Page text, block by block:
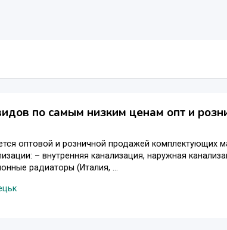
по самым низким ценам опт и
оптовой и розничной продажей комплектующих
– внутренняя канализация, наружная
радиаторы (Италия, ...